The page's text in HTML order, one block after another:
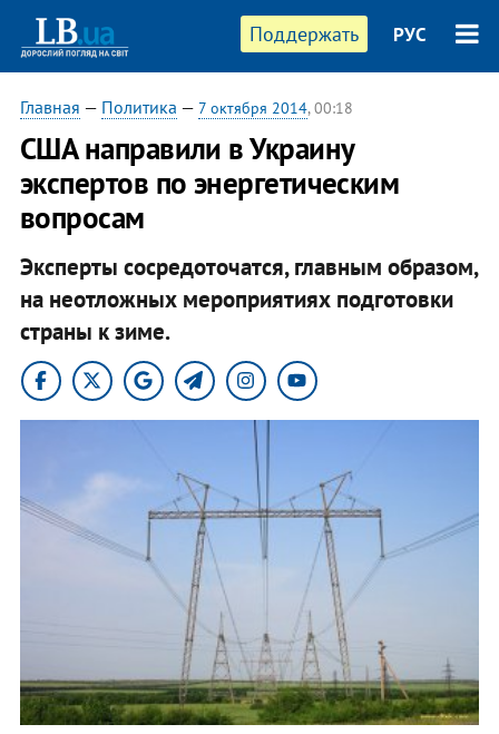
Поддержать РУС
Главная — Политика — 7 октября 2014, 00:18
США направили в Украину
экспертов по энергетическим
вопросам
Эксперты сосредоточатся, главным образом,
на неотложных мероприятиях подготовки
страны к зиме.